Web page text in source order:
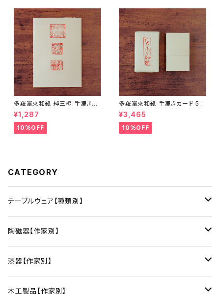
多羅富來和紙 純三椏 手漉き便
箋 10枚入り【伊予和紙】【愛媛県
四国中央市】【伝統工芸品】【民
藝品】【ギフト プレゼント】【父の
日 お誕生日】
¥1,287
10%OFF
多羅富來和紙 手漉きカード 50
枚入り【伊予和紙】【愛媛県四国
中央市】【伝統工芸品】【民藝品】
【ギフト プレゼント】【父の日 お
誕生日】
¥3,465
10%OFF
CATEGORY
テーブルウェア【種類別】
お皿
豆皿
丸皿
小鉢・中鉢・大鉢
小鉢
ご飯茶碗
陶磁器【作家別】
小春花窯（瀬戸焼／愛知）
HORITSUKE（瀬戸焼／愛知）
漆器【作家別】
中田漆木（香川）
木工製品【作家別】